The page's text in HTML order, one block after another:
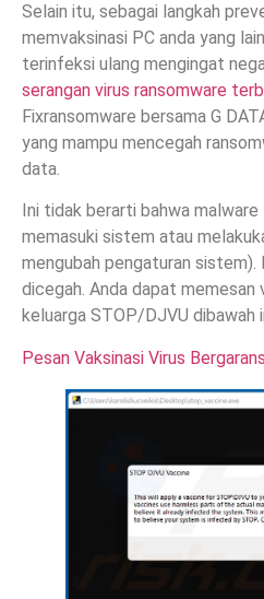
Selain itu, sebagai langkah
memvaksinasi PC anda yang
terinfeksi ulang mengingat
serangan virus ransomware
Fixransomware bersama G
yang mampu mencegah
data.
Ini tidak berarti bahwa
memasuki sistem atau
mengubah pengaturan sistem).
dicegah. Anda dapat memesan
keluarga STOP/DJVU dibawah
Pesan Vaksinasi Virus